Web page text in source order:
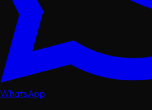
WhatsApp